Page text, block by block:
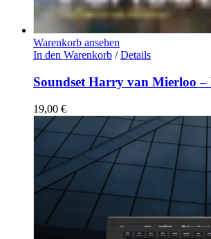
Warenkorb ansehen
In den Warenkorb / Details
Soundset Harry van Mierloo –
19,00 €